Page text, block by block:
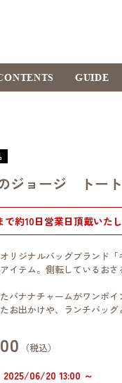
GUIDE
ジョージ トー
で約10日営業日頂戴いたし
リジナルバッグブランド
イテム。側転しているお
バナナチャームがワンポイ
お出かけや、ランチバッグ
（税込）
2025/06/20 13:00 ～